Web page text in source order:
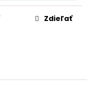
Zdieľať